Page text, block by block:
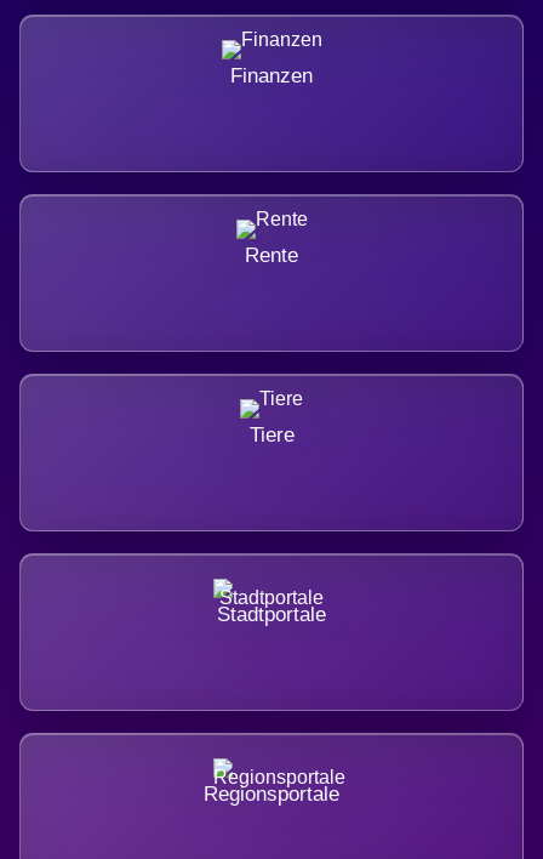
Finanzen
Rente
Tiere
Stadtportale
Regionsportale